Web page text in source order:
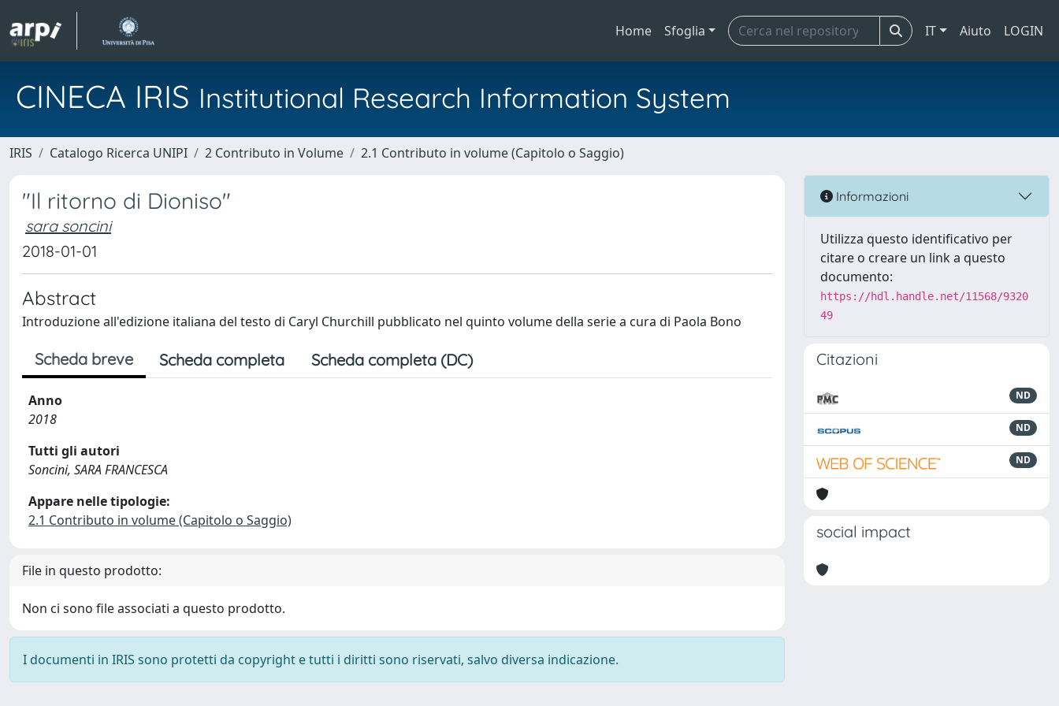
Home Sfoglia IT Aiuto LOGIN
CINECA IRIS Institutional Research Information System
IRIS Catalogo Ricerca UNIPI 2 Contributo in Volume 2.1 Contributo in volume (Capitolo o Saggio)
"Il ritorno di Dioniso"
sara soncini
2018-01-01
Abstract
Introduzione all'edizione italiana del testo di Caryl Churchill pubblicato nel quinto volume della serie a cura di Paola Bono
Scheda breve Scheda completa Scheda completa (DC)
Anno
2018
Tutti gli autori
Soncini, SARA FRANCESCA
Appare nelle tipologie:
2.1 Contributo in volume (Capitolo o Saggio)
File in questo prodotto:
Non ci sono file associati a questo prodotto.
I documenti in IRIS sono protetti da copyright e tutti i diritti sono riservati, salvo diversa indicazione.
Informazioni
Utilizza questo identificativo per
citare o creare un link a questo
documento:
https://hdl.handle.net/11568/9320
49
Citazioni
ND
ND
ND
social impact